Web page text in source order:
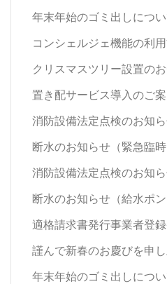
年末年始のゴミ出しにつ
コンシェルジェ機能の利
クリスマスツリー設置の
置き配サービス導入のご
消防設備法定点検のお知
断水のお知らせ（緊急臨時
消防設備法定点検のお知
断水のお知らせ（給水ポン
適格請求書発行事業者登
謹んで新春のお慶びを申
年末年始のゴミ出しにつ